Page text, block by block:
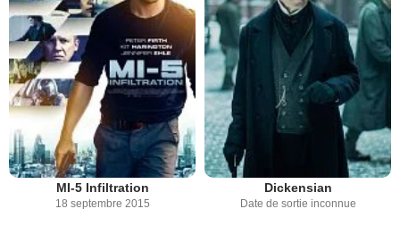
MI-5 Infiltration
18 septembre 2015
Dickensian
Date de sortie inconnue